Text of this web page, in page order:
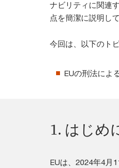
ナビリティに関連
点を簡潔に説明し
今回は、以下のト
EUの刑法によ
1. はじめ
EUは、2024年4月